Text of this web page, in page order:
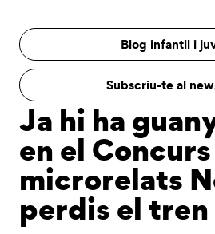
Blog infantil i
Subscriu-te al
Ja hi ha
en el
microrelats
perdis el tren